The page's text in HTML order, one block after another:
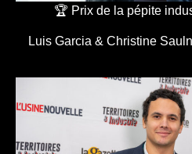
🏆 Prix de la pépite
Luis Garcia & Christine